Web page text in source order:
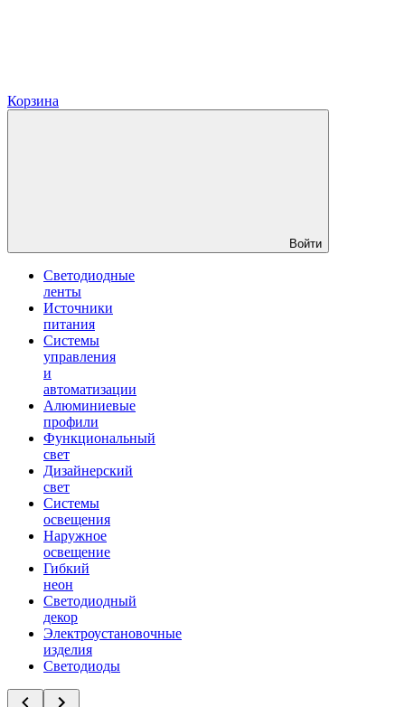
Корзина
Войти
Светодиодные
ленты
Источники
питания
Системы
управления
и
автоматизации
Алюминиевые
профили
Функциональный
свет
Дизайнерский
свет
Системы
освещения
Наружное
освещение
Гибкий
неон
Светодиодный
декор
Электроустановочные
изделия
Светодиоды